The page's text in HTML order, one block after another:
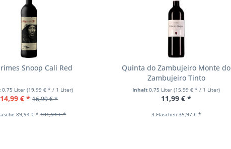
Snoop Cali Red
0.75 Liter (19,99 € * / 1 Liter)
14,99 € * 16,99 € *
89,94 € * 101,94 € *
Quinta do Zambujeiro Monte do
Zambujeiro Tinto
Inhalt0.75 Liter(15,99 € * / 1 Liter)
11,99 € *
3 Flaschen 35,97 € *